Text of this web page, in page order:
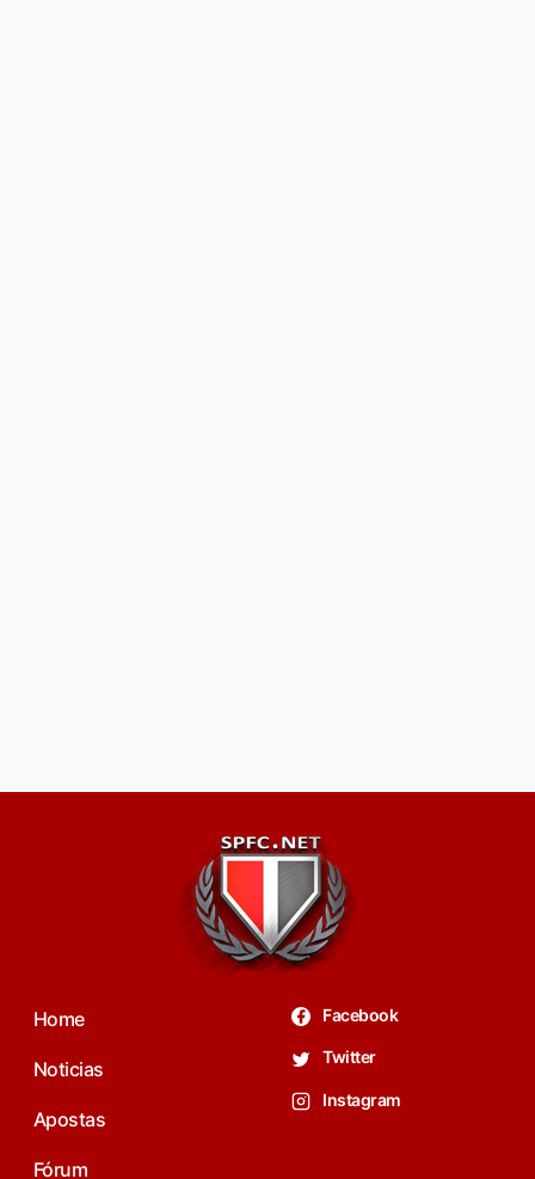
Home
Noticias
Apostas
Fórum
Facebook
Twitter
Instagram